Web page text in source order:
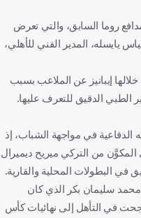
روما السابق، والتي تعرض
يايسله، المدير الفني للأهلي،
إيبانيز عن الملاعب بسبب
الطبي الدقيق للتعرف عليها.
في مواجهة الشباب، إذ
من التركي ميريح ديميرال
في البطولات المحلية والقارية.
محمد سليمان بكر الذي كان
في التأهل إلى نهائيات كأس